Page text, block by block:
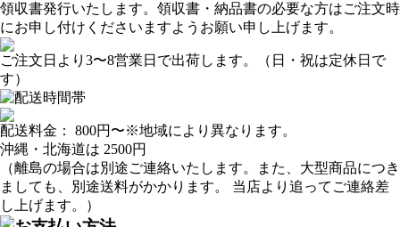
領収書発行いたします。領収書・納品書の必要な方はご注文時
にお申し付けくださいますようお願い申し上げます。
ご注文日より3〜8営業日で出荷します。（日・祝は定休日で
す）
配送料金： 800円 〜※地域により異なります。
沖縄・北海道は 2500円
（離島の場合は別途ご連絡いたします。また、大型商品につき
ましても、別途送料がかかります。 当店より追ってご連絡差
し上げます。）